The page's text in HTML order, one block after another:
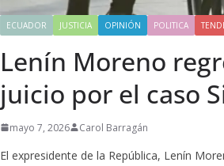
ECUADOR JUSTICIA OPINIÓN POLITICA
Lenín Moreno
juicio por el caso
mayo 7, 2026 Carol Barragán
El expresidente de la República, Lenín